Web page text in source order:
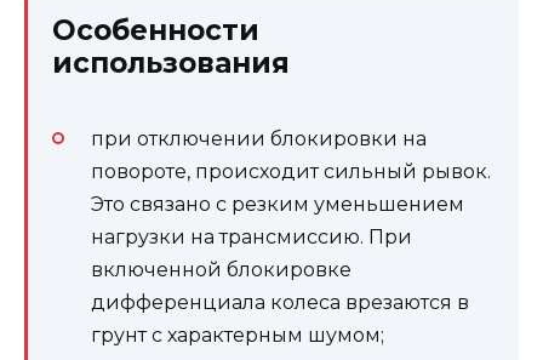
Особенности
использования
при отключении блокировки на
повороте, происходит сильный рывок.
Это связано с резким уменьшением
нагрузки на трансмиссию. При
включенной блокировке
дифференциала колеса врезаются в
грунт с характерным шумом;